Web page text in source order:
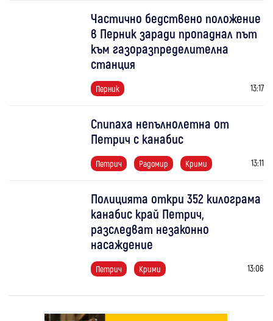
Частично бедствено положение
в Перник заради пропаднал път
към газоразпределителна
станция
Перник 13:17
Спипаха непълнолетна от
Петрич с канабис
Петрич Радомир Крими 13:11
Полицията откри 352 килограма
канабис край Петрич,
разследват незаконно
насаждение
Петрич Крими 13:06